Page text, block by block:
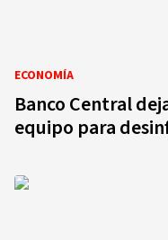
ECONOMÍA
Banco Central
equipo para